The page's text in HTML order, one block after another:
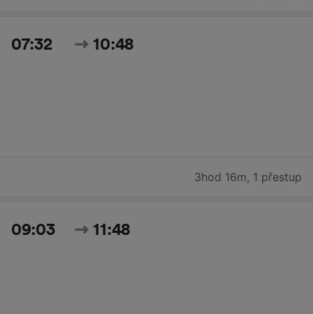
07:32 10:48
3hod 16m, 1 přestup
09:03 11:48